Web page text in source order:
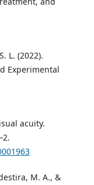
L. (2022).
Experimental
acuity.
M. A., &